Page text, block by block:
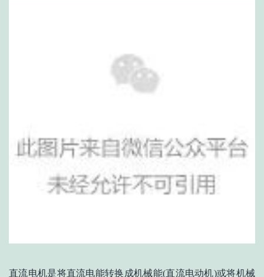
直流电机是将直流电能转换成机械能(直流电动机)或将机械